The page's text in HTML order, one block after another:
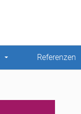
Referenzen